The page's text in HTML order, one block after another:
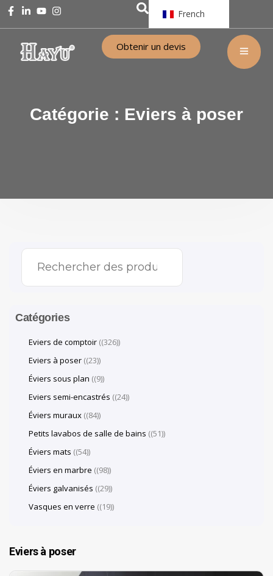
French
Obtenir un devis
Catégorie : Eviers à poser
Eviers à poser
Catégories
Eviers de comptoir (326)
Eviers à poser (23)
Éviers sous plan (9)
Eviers semi-encastrés (24)
Éviers muraux (84)
Petits lavabos de salle de bains (51)
Éviers mats (54)
Éviers en marbre (98)
Éviers galvanisés (29)
Vasques en verre (19)